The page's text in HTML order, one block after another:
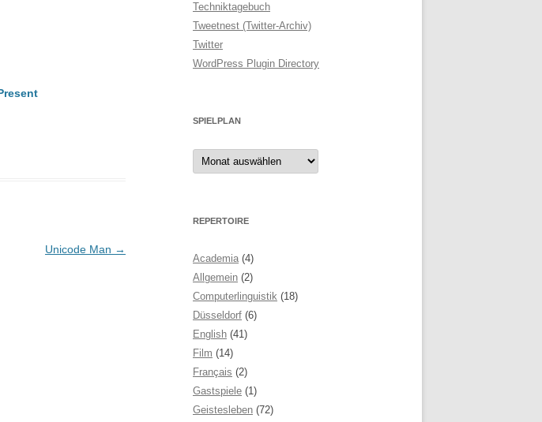
Unicode Man →
Techniktagebuch
Tweetnest (Twitter-Archiv)
Twitter
WordPress Plugin Directory
SPIELPLAN
Spielplan
REPERTOIRE
Academia (4)
Allgemein (2)
Computerlinguistik (18)
Düsseldorf (6)
English (41)
Film (14)
Français (2)
Gastspiele (1)
Geistesleben (72)